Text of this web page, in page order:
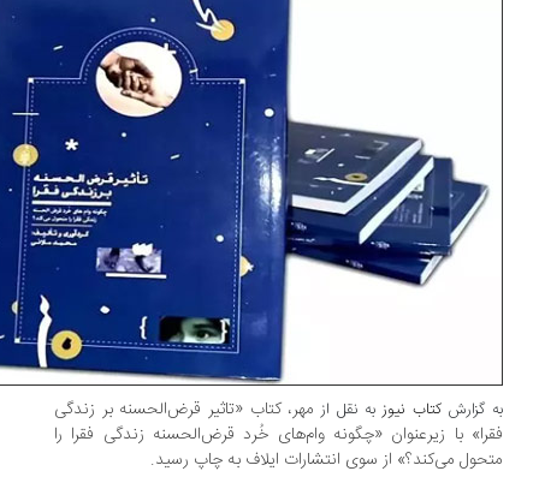
گزارش کتاب نیوز به نقل از مهر، کتاب «تاثیر قرض‌الحسنه بر زندگی
با زیرعنوان «چگونه وام‌های خُرد قرض‌الحسنه زندگی فقرا را
می‌کند؟» از سوی انتشارات ایلاف به چاپ رسید.